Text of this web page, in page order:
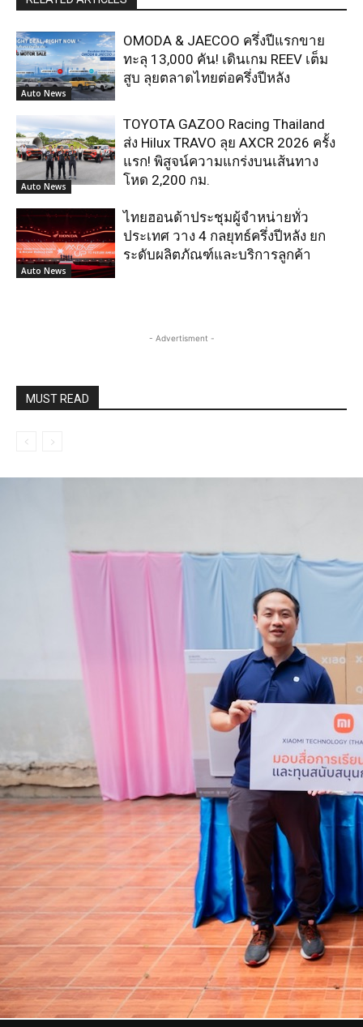
Auto News
OMODA & JAECOO ครึ่งปีแรกขาย
ทะลุ 13,000 คัน! เดินเกม REEV เต็ม
สูบ ลุยตลาดไทยต่อครึ่งปีหลัง
Auto News
TOYOTA GAZOO Racing Thailand
ส่ง Hilux TRAVO ลุย AXCR 2026 ครั้ง
แรก! พิสูจน์ความแกร่งบนเส้นทาง
โหด 2,200 กม.
Auto News
ไทยฮอนด้าประชุมผู้จำหน่ายทั่ว
ประเทศ วาง 4 กลยุทธ์ครึ่งปีหลัง ยก
ระดับผลิตภัณฑ์และบริการลูกค้า
- Advertisment -
MUST READ